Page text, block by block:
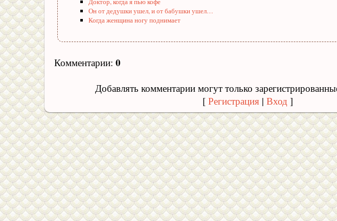
Он от дедушки ушел, и от бабушки ушел…
Когда женщина ногу поднимает
Комментарии: 0
Добавлять комментарии могут только
[Регистрация |Вход ]